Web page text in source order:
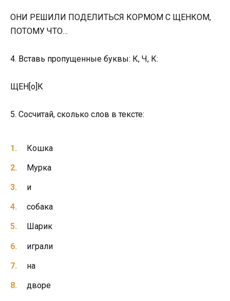
ОНИ РЕШИЛИ ПОДЕЛИТЬСЯ КОРМОМ С ЩЕНКОМ,
ПОТОМУ ЧТО…
4. Вставь пропущенные буквы: К, Ч, К:
ЩЕН[о]К
5. Сосчитай, сколько слов в тексте:
Кошка
Мурка
и
собака
Шарик
играли
на
дворе